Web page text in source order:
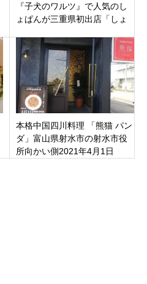
『子犬のワルツ』で人気のし
ょぱんが三重県初出店「しょ
本格中国四川料理 「熊猫 パン
ダ」富山県射水市の射水市役
所向かい側2021年4月1日